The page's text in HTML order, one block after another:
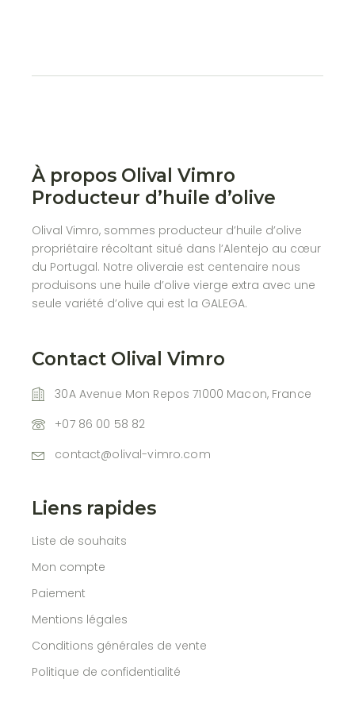
À propos Olival Vimro
Producteur d’huile d’olive
Olival Vimro, sommes producteur d’huile d’olive
propriétaire récoltant situé dans l’Alentejo au cœur
du Portugal. Notre oliveraie est centenaire nous
produisons une huile d’olive vierge extra avec une
seule variété d’olive qui est la GALEGA.
Contact Olival Vimro
30A Avenue Mon Repos 71000 Macon, France
+07 86 00 58 82
contact@olival-vimro.com
Liens rapides
Liste de souhaits
Mon compte
Paiement
Mentions légales
Conditions générales de vente
Politique de confidentialité